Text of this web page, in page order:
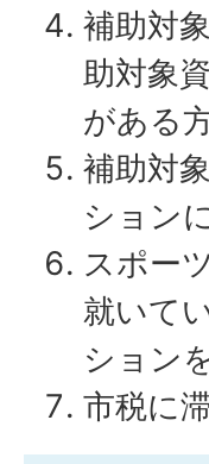
補助対
助対象
がある
補助対
ション
スポー
就いて
ション
市税に